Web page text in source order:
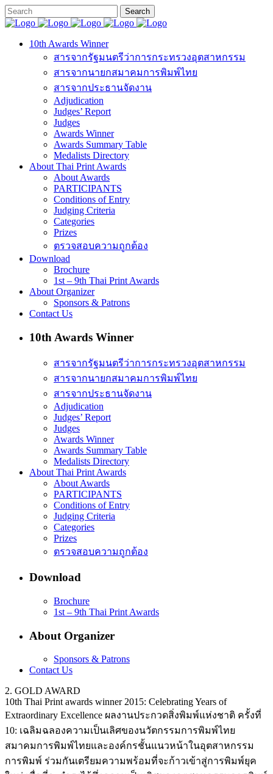
10th Awards Winner
สารจากรัฐมนตรีว่าการกระทรวงอุตสาหกรรม
สารจากนายกสมาคมการพิมพ์ไทย
สารจากประธานจัดงาน
Adjudication
Judges’ Report
Judges
Awards Winner
Awards Summary Table
Medalists Directory
About Thai Print Awards
About Awards
PARTICIPANTS
Conditions of Entry
Judging Criteria
Categories
Prizes
ตรวจสอบความถูกต้อง
Download
Brochure
1st – 9th Thai Print Awards
About Organizer
Sponsors & Patrons
Contact Us
10th Awards Winner
สารจากรัฐมนตรีว่าการกระทรวงอุตสาหกรรม
สารจากนายกสมาคมการพิมพ์ไทย
สารจากประธานจัดงาน
Adjudication
Judges’ Report
Judges
Awards Winner
Awards Summary Table
Medalists Directory
About Thai Print Awards
About Awards
PARTICIPANTS
Conditions of Entry
Judging Criteria
Categories
Prizes
ตรวจสอบความถูกต้อง
Download
Brochure
1st – 9th Thai Print Awards
About Organizer
Sponsors & Patrons
Contact Us
2. GOLD AWARD
10th Thai Print awards winner 2015: Celebrating Years of
Extraordinary Excellence ผลงานประกวดสิ่งพิมพ์แห่งชาติ ครั้งที่
10: เฉลิมฉลองความเป็นเลิศของนวัตกรรมการพิมพ์ไทย
สมาคมการพิมพ์ไทยและองค์กรชั้นแนวหน้าในอุตสาหกรรม
การพิมพ์ ร่วมกันเตรียมความพร้อมที่จะก้าวเข้าสู่การพิมพ์ยุค